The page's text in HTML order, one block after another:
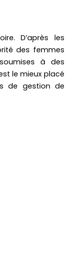
D’après les
des femmes
à des
le mieux placé
de gestion de